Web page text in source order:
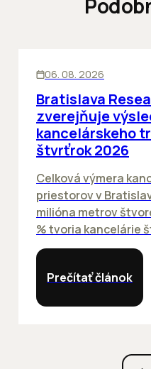
06. 08. 2026
Bratislava
zverejňuje
kancelárskeho
štvrťrok 2026
Celková výmera
priestorov v
milióna metrov
% tvoria kancelárie
Prečítať článok